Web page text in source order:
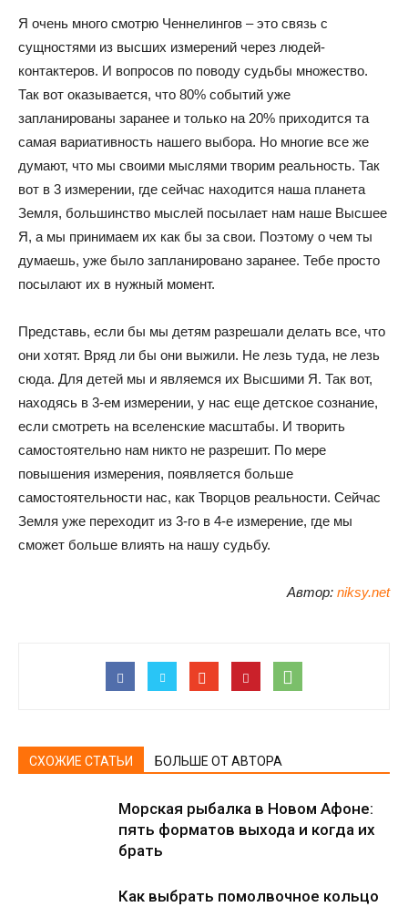
Я очень много смотрю Ченнелингов – это связь с
сущностями из высших измерений через людей-
контактеров. И вопросов по поводу судьбы множество.
Так вот оказывается, что 80% событий уже
запланированы заранее и только на 20% приходится та
самая вариативность нашего выбора. Но многие все же
думают, что мы своими мыслями творим реальность. Так
вот в 3 измерении, где сейчас находится наша планета
Земля, большинство мыслей посылает нам наше Высшее
Я, а мы принимаем их как бы за свои. Поэтому о чем ты
думаешь, уже было запланировано заранее. Тебе просто
посылают их в нужный момент.
Представь, если бы мы детям разрешали делать все, что
они хотят. Вряд ли бы они выжили. Не лезь туда, не лезь
сюда. Для детей мы и являемся их Высшими Я. Так вот,
находясь в 3-ем измерении, у нас еще детское сознание,
если смотреть на вселенские масштабы. И творить
самостоятельно нам никто не разрешит. По мере
повышения измерения, появляется больше
самостоятельности нас, как Творцов реальности. Сейчас
Земля уже переходит из 3-го в 4-е измерение, где мы
сможет больше влиять на нашу судьбу.
Автор: niksy.net
СХОЖИЕ СТАТЬИ БОЛЬШЕ ОТ АВТОРА
Морская рыбалка в Новом Афоне:
пять форматов выхода и когда их
брать
Как выбрать помолвочное кольцо